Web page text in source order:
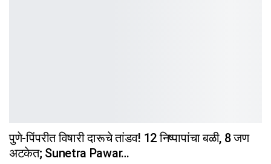
पुणे-पिंपरीत विषारी दारूचे तांडव! 12 निष्पापांचा बळी, 8 जण
अटकेत; Sunetra Pawar…